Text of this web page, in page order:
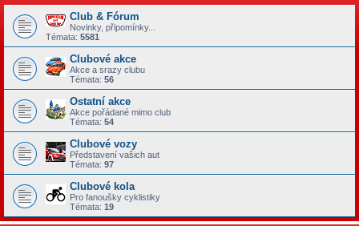
Club & Fórum
Novinky, připomínky...
Témata: 5581
Clubové akce
Akce a srazy clubu
Témata: 56
Ostatní akce
Akce pořádané mimo club
Témata: 54
Clubové vozy
Představení vašich aut
Témata: 97
Clubové kola
Pro fanoušky cyklistiky
Témata: 19